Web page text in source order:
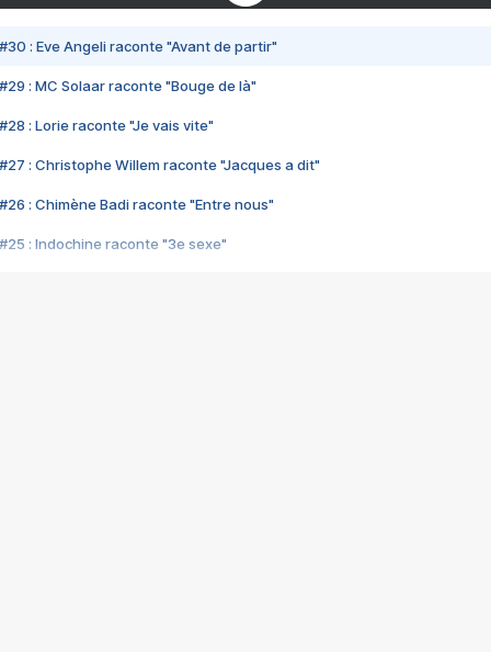
#30 : Eve Angeli raconte "Avant de partir"
#29 : MC Solaar raconte "Bouge de là"
#28 : Lorie raconte "Je vais vite"
#27 : Christophe Willem raconte "Jacques a dit"
#26 : Chimène Badi raconte "Entre nous"
#25 : Indochine raconte "3e sexe"